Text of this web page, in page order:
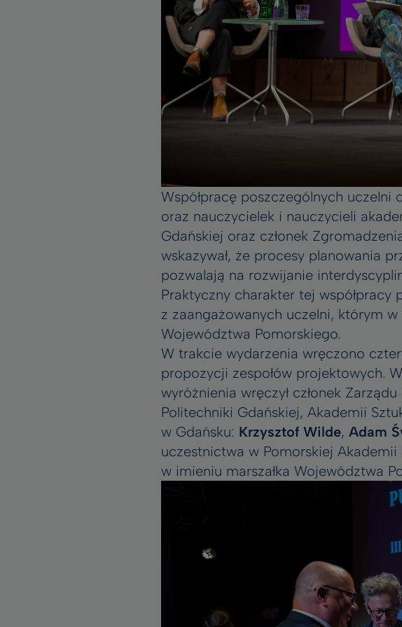
Współpracę poszczególnych
oraz nauczycielek i nauczycieli
Gdańskiej oraz członek
wskazywał, że procesy planowania
pozwalają na rozwijanie
Praktyczny charakter tej
z zaangażowanych uczelni, którym
Województwa Pomorskiego.
W trakcie wydarzenia wręczono
propozycji zespołów projektowych.
wyróżnienia wręczył członek
Politechniki Gdańskiej, Akademii
w Gdańsku: Krzysztof Wilde, Adam
uczestnictwa w Pomorskiej Akademii
w imieniu marszałka Województwa